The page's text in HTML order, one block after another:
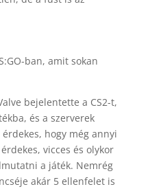
ban, amit sokan
bejelentette a CS2-t,
és a szerverek
hogy még annyi
vicces és olykor
a játék. Nemrég
akár 5 ellenfelet is